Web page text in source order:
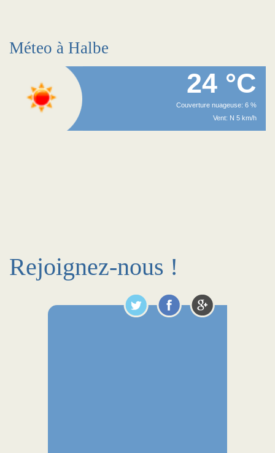
Méteo à Halbe
24 °C
Couverture nuageuse: 6 %
Vent: N 5 km/h
Rejoignez-nous !